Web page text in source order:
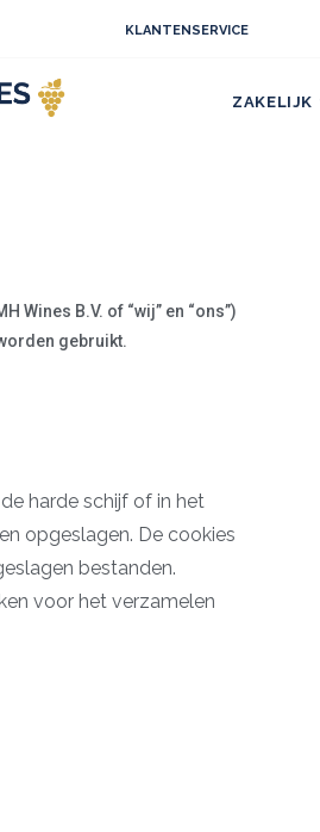
KLANTENSERVICE
ZAKELIJK
Wines B.V. of “wij” en “ons”)
gebruikt.
harde schijf of in het
opgeslagen. De cookies
bestanden.
voor het verzamelen